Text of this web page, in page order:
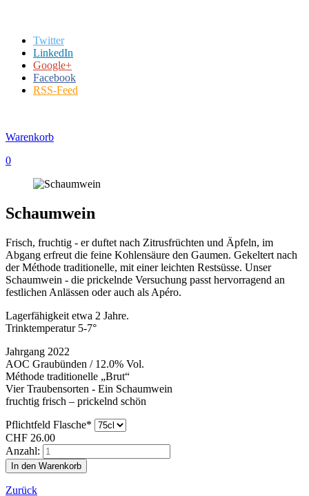
Twitter
LinkedIn
Google+
Facebook
RSS-Feed
Warenkorb
0
Schaumwein
Frisch, fruchtig - er duftet nach Zitrusfrüchten und Äpfeln, im
Abgang erfreut die feine Kohlensäure den Gaumen. Gekeltert nach
der Méthode traditionelle, mit einer leichten Restsüsse. Unser
Schaumwein - die prickelnde Versuchung passt hervorragend an
festlichen Anlässen oder auch als Apéro.
Lagerfähigkeit etwa 2 Jahre.
Trinktemperatur 5-7°
Jahrgang 2022
AOC Graubünden / 12.0% Vol.
Méthode traditionelle „Brut“
Vier Traubensorten - Ein Schaumwein
fruchtig frisch – prickelnd schön
Pflichtfeld Flasche*
CHF 26.00
Anzahl:
Zurück